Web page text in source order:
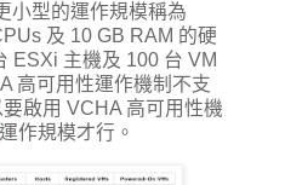
小型的運作規模稱為
及 10 GB RAM 的硬
ESXi 主機及 100 台 VM
高可用性運作機制不支
啟用 VCHA 高可用性機
運作規模才行。